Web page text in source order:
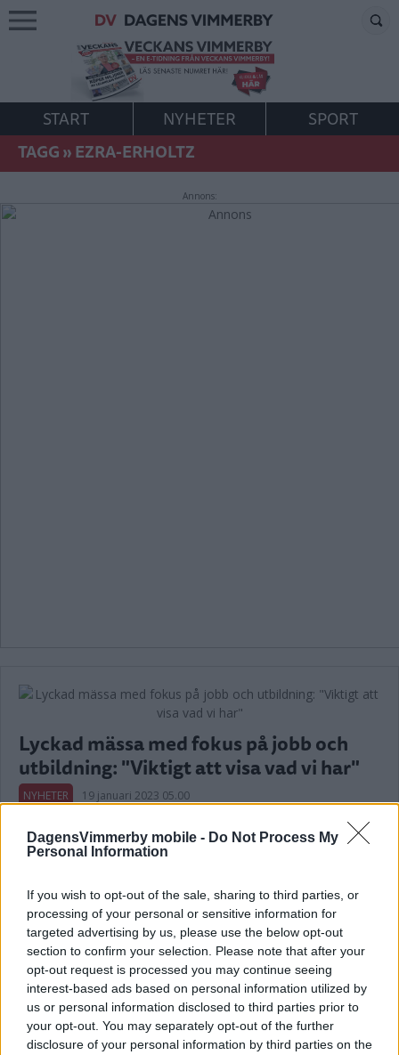
DagensVimmerby mobile - Do Not Process My
Personal Information
If you wish to opt-out of the sale, sharing to third parties, or
processing of your personal or sensitive information for
targeted advertising by us, please use the below opt-out
section to confirm your selection. Please note that after your
opt-out request is processed you may continue seeing
interest-based ads based on personal information utilized by
us or personal information disclosed to third parties prior to
your opt-out. You may separately opt-out of the further
disclosure of your personal information by third parties on the
START NYHETER
SPORT
TAGG»EZRA-ERHOLTZ
Annons:
Lyckad mässa med fokus på jobb och
utbildning: "Viktigt att visa vad vi har"
NYHETER 19 januari 2023 05.00
SENASTE
Fina initiativet för legenden – "Jag blev verkligen rörd över det"
DEBATT: Trygghet är den viktigaste jämställdhetsfrågan
Solcellsparken fick nej – nu har företaget överklagat